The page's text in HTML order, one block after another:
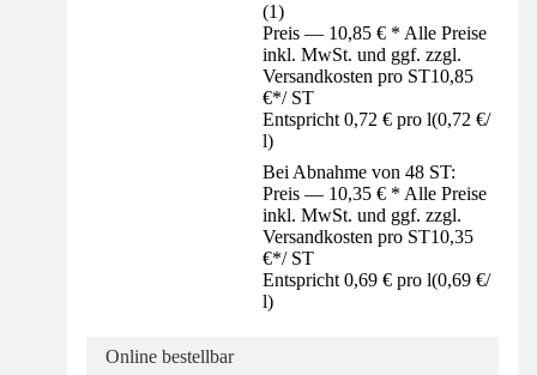
(1)
Preis — 10,85 € * Alle Preise
inkl. MwSt. und ggf. zzgl.
Versandkosten pro ST10,85
€*/ ST
Entspricht 0,72 € pro l(0,72 €/
l)
Bei Abnahme von 48 ST:
Preis — 10,35 € * Alle Preise
inkl. MwSt. und ggf. zzgl.
Versandkosten pro ST10,35
€*/ ST
Entspricht 0,69 € pro l(0,69 €/
l)
Online bestellbar